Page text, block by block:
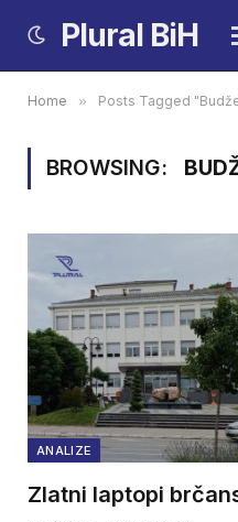
Plural BiH
Home » Posts Tagged
BROWSING:
ANALIZE
Zlatni laptopi